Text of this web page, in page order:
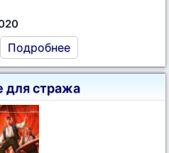
Подробнее
для стража